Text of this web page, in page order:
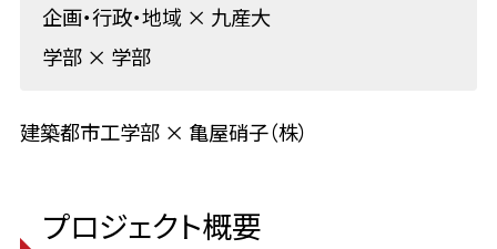
企画・行政・地域 × 九産大
学部 × 学部
建築都市工学部 × 亀屋硝子（株）
プロジェクト概要